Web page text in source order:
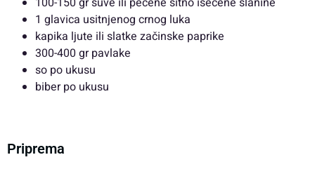
1 glavica usitnjenog crnog luka
kapika ljute ili slatke začinske paprike
300-400 gr pavlake
so po ukusu
biber po ukusu
Priprema